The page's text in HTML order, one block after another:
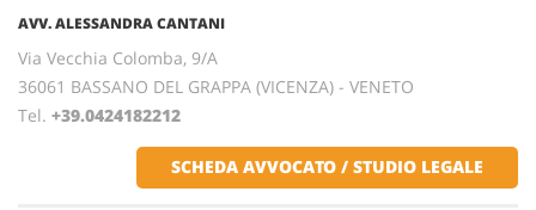
AVV. ALESSANDRA CANTANI
Via Vecchia Colomba, 9/A
36061 BASSANO DEL GRAPPA (VICENZA) - VENETO
Tel. +39.0424182212
SCHEDA AVVOCATO / STUDIO LEGALE